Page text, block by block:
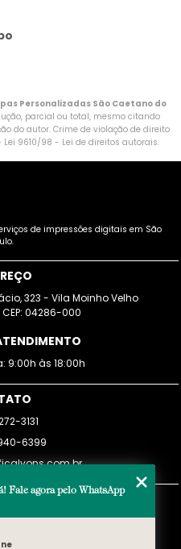
Personalizadas São Caetano do
parcial ou total, mesmo citando
do autor. Crime de violação de direito
Lei 9610/98 - Lei de direitos autorais.
de impressões digitais em São
323 - Vila Moinho Velho
04286-000
9:00h às 18:00h
3131
6399
Fale agora pelo WhatsApp